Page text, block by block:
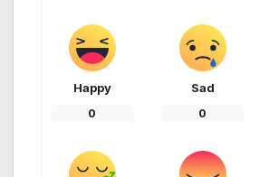
Happy
0
Sad
0